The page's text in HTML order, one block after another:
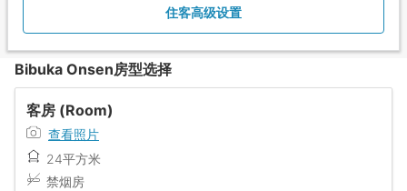
住客高级设置
Bibuka Onsen房型选择
客房 (Room)
查看照片
24平方米
禁烟房